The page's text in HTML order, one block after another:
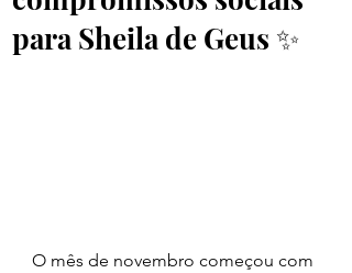
para Sheila de Geus ✨
O mês de novembro começou com